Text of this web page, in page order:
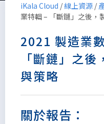
iKala Cloud /線上資源 /
業特輯 – 「斷鏈」之後，
2021 製造業
「斷鏈」之
與策略
關於報告：